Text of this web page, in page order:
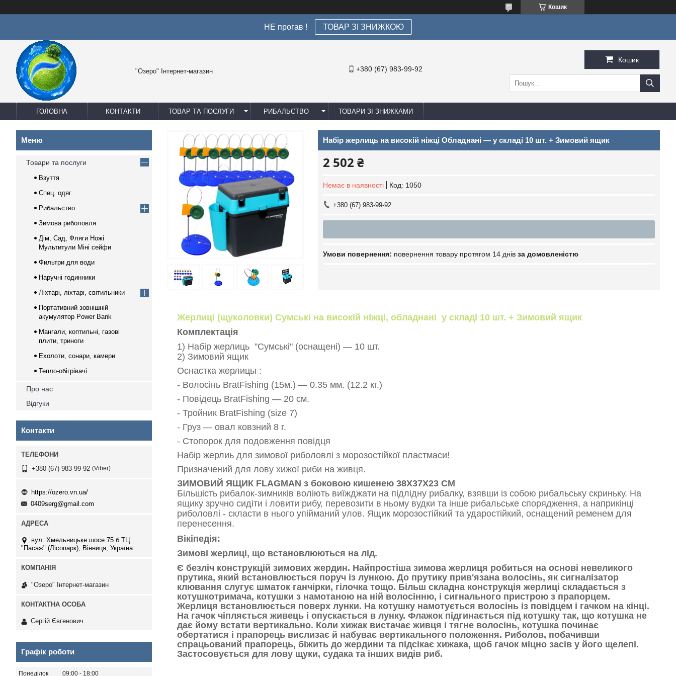
Кошик
НЕ прогав ! ТОВАР ЗІ ЗНИЖКОЮ
"Озеро" Інтернет-магазин +380 (67) 983-99-92
Кошик
ГОЛОВНА КОНТАКТИ ТОВАР ТА ПОСЛУГИ РИБАЛЬСТВО ТОВАРИ ЗІ ЗНИЖКАМИ
Набір жерлиць на високій ніжці Обладнані — у складі 10 шт. + Зимовий ящик
2 502 ₴
Немає в наявності Код: 1050
+380 (67) 983-99-92
повернення товару протягом 14 днів за домовленістю
Жерлиці (щуколовки) Сумські на високій ніжці, обладнані у складі 10 шт. + Зимовий ящик
Комплектація
1) Набір жерлиць "Сумські" (оснащені) — 10 шт.
2) Зимовий ящик
Оснастка жерлицы :
- Волосінь BratFishing (15м.) — 0.35 мм. (12.2 кг.)
- Повідець BratFishing — 20 см.
- Тройник BratFishing (size 7)
- Груз — овал ковзний 8 г.
- Стопорок для подовження повідця
Набір жерлиь для зимової риболовлі з морозостійкої пластмаси!
Призначений для лову хижої риби на живця.
ЗИМОВИЙ ЯЩИК FLAGMAN з боковою кишенею 38X37X23 СМ
Більшість рибалок-зимників воліють виїжджати на підлідну рибалку, взявши із собою рибальську скриньку. На
ящику зручно сидіти і ловити рибу, перевозити в ньому вудки та інше рибальське спорядження, а наприкінці
риболовлі - скласти в нього упійманий улов. Ящик морозостійкий та ударостійкий, оснащений ременем для
перенесення.
Вікіпедія:
Зимові жерлиці, що встановлюються на лід.
Є безліч конструкцій зимових жердин. Найпростіша зимова жерлиця робиться на основі невеликого
прутика, який встановлюється поруч із лункою. До прутику прив'язана волосінь, як сигналізатор
клювання слугує шматок ганчірки, гілочка тощо. Більш складна конструкція жерлиці складається з
котушкотримача, котушки з намотаною на ній волосінню, і сигнального пристрою з прапорцем.
Жерлиця встановлюється поверх лунки. На котушку намотується волосінь із повідцем і гачком на кінці.
На гачок чіпляється живець і опускається в лунку. Флажок підгинається під котушку так, що котушка не
дає йому встати вертикально. Коли хижак вистачає живця і тягне волосінь, котушка починає
обертатися і прапорець вислизає й набуває вертикального положення. Риболов, побачивши
спрацьований прапорець, біжить до жердини та підсікає хижака, щоб гачок міцно засів у його щелепі.
Застосовується для лову щуки, судака та інших видів риб.
Товари та послуги
Взуття
Спец. одяг
Рибальство
Зимова риболовля
Дім, Сад, Фляги Ножі
Мультитули Міні сейфи
Фильтри для води
Наручні годинники
Ліхтарі, ліхтарі, світильники
Портативний зовнішній
акумулятор Power Bank
Мангали, коптильні, газові
плити, триноги
Ехолоти, сонари, камери
Тепло-обігрівачі
Про нас
Відгуки
Контакти
+380 (67) 983-99-92 Viber
https://ozero.vn.ua/
0409serg@gmail.com
вул. Хмельницьке шосе 75 б ТЦ
"Пасаж" (Лісопарк), Вінниця, Україна
"Озеро" Інтернет-магазин
Сергій Євгенович
Графік роботи
Понеділок 09:00 18:00